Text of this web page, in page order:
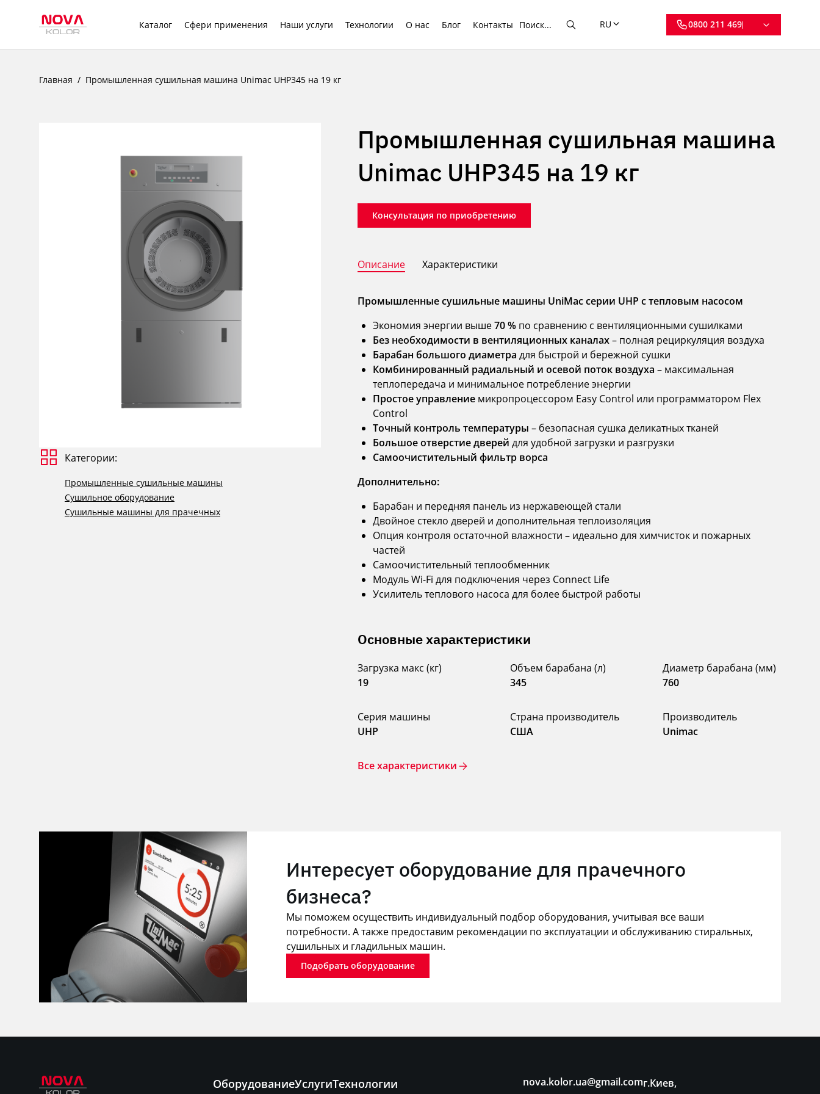
Каталог Сфери применения Наши услуги Технологии О нас Блог Контакты RU 0800 211 469
Главная Промышленная сушильная машина Unimac UHP345 на 19 кг
Категории:
Промышленные сушильные машины
Сушильное оборудование
Сушильные машины для прачечных
Промышленная сушильная машина
Unimac UHP345 на 19 кг
Консультация по приобретению
Описание Характеристики
Промышленные сушильные машины UniMac серии UHP с тепловым насосом
Экономия энергии выше70 % по сравнению с вентиляционными сушилками
Без необходимости в вентиляционных каналах– полная рециркуляция воздуха
Барабан большого диаметра для быстрой и бережной сушки
Комбинированный радиальный и осевой поток воздуха – максимальная
теплопередача и минимальное потребление энергии
Простое управление микропроцессором Easy Control или программатором Flex
Control
Точный контроль температуры – безопасная сушка деликатных тканей
Большое отверстие дверей для удобной загрузки и разгрузки
Самоочистительный фильтр ворса
Дополнительно:
Барабан и передняя панель из нержавеющей стали
Двойное стекло дверей и дополнительная теплоизоляция
Опция контроля остаточной влажности – идеально для химчисток и пожарных
частей
Самоочистительный теплообменник
Модуль Wi-Fi для подключения через Connect Life
Усилитель теплового насоса для более быстрой работы
Основные характеристики
Загрузка макс (кг)
19
Объем барабана (л)
345
Диаметр барабана (мм)
760
Серия машины
UHP
Страна производитель
США
Производитель
Unimac
Все характеристики
Интересует оборудование для прачечного
бизнеса?
Мы поможем осуществить индивидуальный подбор оборудования, учитывая все ваши
потребности. А также предоставим рекомендации по эксплуатации и обслуживанию стиральных,
сушильных и гладильных машин.
Подобрать оборудование
ОборудованиеУслугиТехнологии nova.kolor.ua@gmail.comг.Киев,